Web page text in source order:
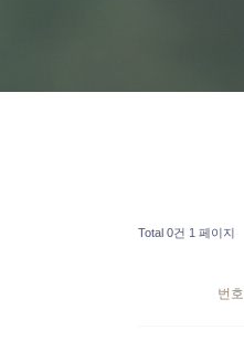
Total 0건 1 페이지
번호